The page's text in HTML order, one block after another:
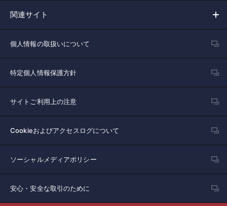
関連サイト
個人情報の取扱いについて
特定個人情報保護方針
サイトご利用上の注意
Cookieおよびアクセスログについて
ソーシャルメディアポリシー
安心・安全な取引のために